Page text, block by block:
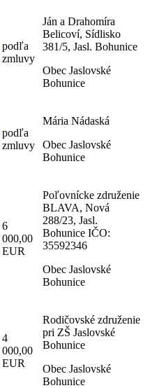
podľa
zmluvy
Ján a Drahomíra
Belicoví, Sídlisko
381/5, Jasl. Bohunice
Obec Jaslovské
Bohunice
podľa
zmluvy
Mária Nádaská
Obec Jaslovské
Bohunice
6
000,00
EUR
Poľovnícke združenie
BLAVA, Nová
288/23, Jasl.
Bohunice IČO:
35592346
Obec Jaslovské
Bohunice
4
000,00
EUR
Rodičovské združenie
pri ZŠ Jaslovské
Bohunice
Obec Jaslovské
Bohunice